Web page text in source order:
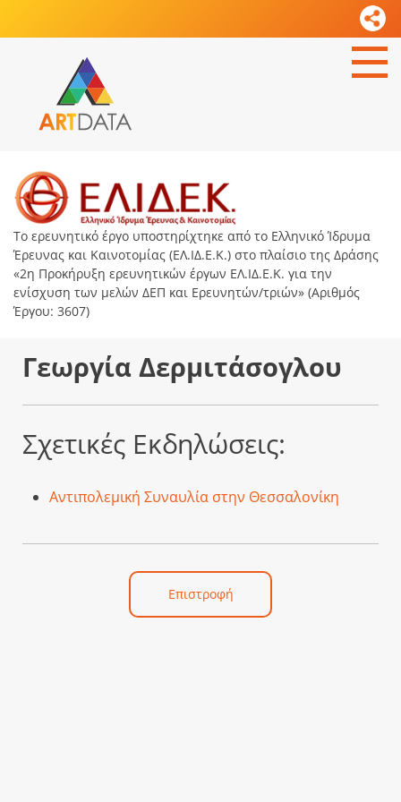
Το ερευνητικό έργο υποστηρίχτηκε από το Ελληνικό Ίδρυμα
Έρευνας και Καινοτομίας (ΕΛ.ΙΔ.Ε.Κ.) στο πλαίσιο της Δράσης
«2η Προκήρυξη ερευνητικών έργων ΕΛ.ΙΔ.Ε.Κ. για την
ενίσχυση των μελών ΔΕΠ και Ερευνητών/τριών» (Αριθμός
Έργου: 3607)
Γεωργία Δερμιτάσογλου
Σχετικές Εκδηλώσεις:
Αντιπολεμική Συναυλία στην Θεσσαλονίκη
Επιστροφή